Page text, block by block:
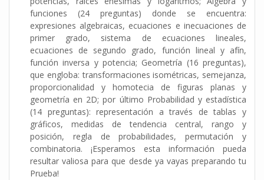
funciones (24 preguntas) donde se encuentra:
expresiones algebraicas, ecuaciones e inecuaciones de
primer grado, sistema de ecuaciones lineales,
ecuaciones de segundo grado, función lineal y afín,
función inversa y potencia; Geometría (16 preguntas),
que engloba: transformaciones isométricas, semejanza,
proporcionalidad y homotecia de figuras planas y
geometría en 2D; por último Probabilidad y estadística
(14 preguntas): representación a través de tablas y
gráficos, medidas de tendencia central, rango y
posición, regla de probabilidades, permutación y
combinatoria. ¡Esperamos esta información pueda
resultar valiosa para que desde ya vayas preparando tu
Prueba!